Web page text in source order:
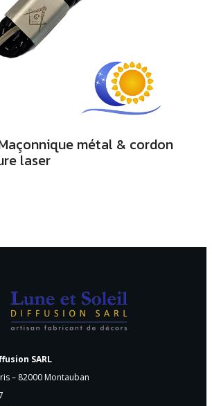
Ajouter au Panier
métal & cordon
laser
SARL
– 82000 Montauban